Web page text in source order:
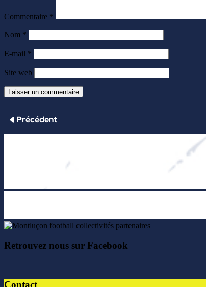
Commentaire *
Nom *
E-mail *
Site web
Retrouvez nous sur Facebook